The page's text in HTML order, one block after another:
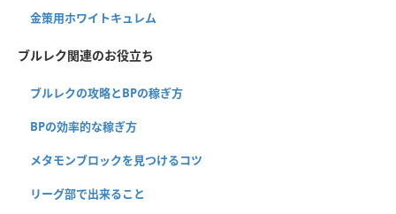
金策用ホワイトキュレム
ブルレク関連のお役立ち
ブルレクの攻略とBPの稼ぎ方
BPの効率的な稼ぎ方
メタモンブロックを見つけるコツ
リーグ部で出来ること